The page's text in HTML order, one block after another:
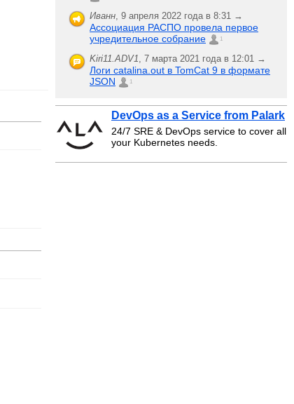
Иванн, 9 апреля 2022 года в 8:31 →
Ассоциация РАСПО провела первое
учредительное собрание
1
Kiri11.ADV1, 7 марта 2021 года в 12:01 →
Логи catalina.out в TomCat 9 в формате
JSON
1
DevOps as a Service from Palark
24/7 SRE & DevOps service to cover all
your Kubernetes needs.